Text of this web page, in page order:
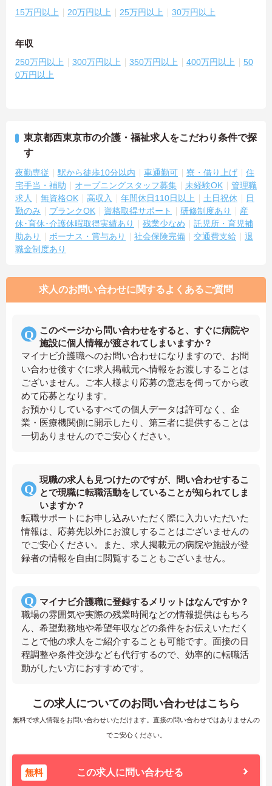
15万円以上 20万円以上 25万円以上 30万円以上
年収
250万円以上 300万円以上 350万円以上 400万円以上
50
0万円以上
東京都西東京市の介護・福祉求人をこだわり条件で探
す
夜勤専従 駅から徒歩10分以内 車通勤可 寮・借り上げ
住
宅手当・補助
オープニングスタッフ募集 未経験OK
管理職
求人
無資格OK 高収入 年間休日110日以上 土日祝休
日
勤のみ
ブランクOK 資格取得サポート 研修制度あり
産
休･育休･介護休暇取得実績あり
残業少なめ
託児所・育児補
助あり
ボーナス・賞与あり 社会保険完備 交通費支給
退
職金制度あり
求人のお問い合わせに関するよくあるご質問
このページから問い合わせをすると、すぐに病院や
施設に個人情報が渡されてしまいますか？
マイナビ介護職へのお問い合わせになりますので、お問
い合わせ後すぐに求人掲載元へ情報をお渡しすることは
ございません。ご本人様より応募の意志を伺ってから改
めて応募となります。
お預かりしているすべての個人データは許可なく、企
業・医療機関側に開示したり、第三者に提供することは
一切ありませんのでご安心ください。
現職の求人も見つけたのですが、問い合わせするこ
とで現職に転職活動をしていることが知られてしま
いますか？
転職サポートにお申し込みいただく際に入力いただいた
情報は、応募先以外にお渡しすることはございませんの
でご安心ください。また、求人掲載元の病院や施設が登
録者の情報を自由に閲覧することもございません。
マイナビ介護職に登録するメリットはなんですか？
職場の雰囲気や実際の残業時間などの情報提供はもちろ
ん、希望勤務地や希望年収などの条件をお伝えいただく
ことで他の求人をご紹介することも可能です。面接の日
程調整や条件交渉なども代行するので、効率的に転職活
動がしたい方におすすめです。
この求人についてのお問い合わせはこちら
無料で求人情報をお問い合わせいただけます。直接の問い合わせではありませんの
でご安心ください。
無料 この求人に問い合わせる